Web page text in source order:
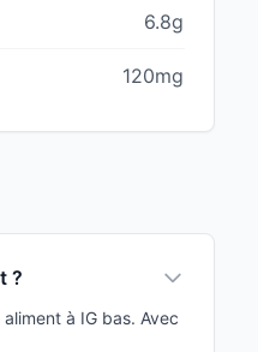
6.8g
120mg
?
à IG bas. Avec